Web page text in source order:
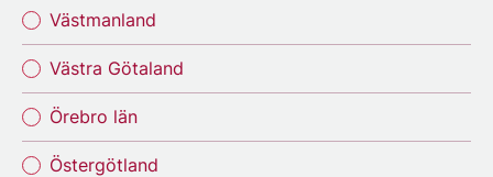
Västmanland
Västra Götaland
Örebro län
Östergötland